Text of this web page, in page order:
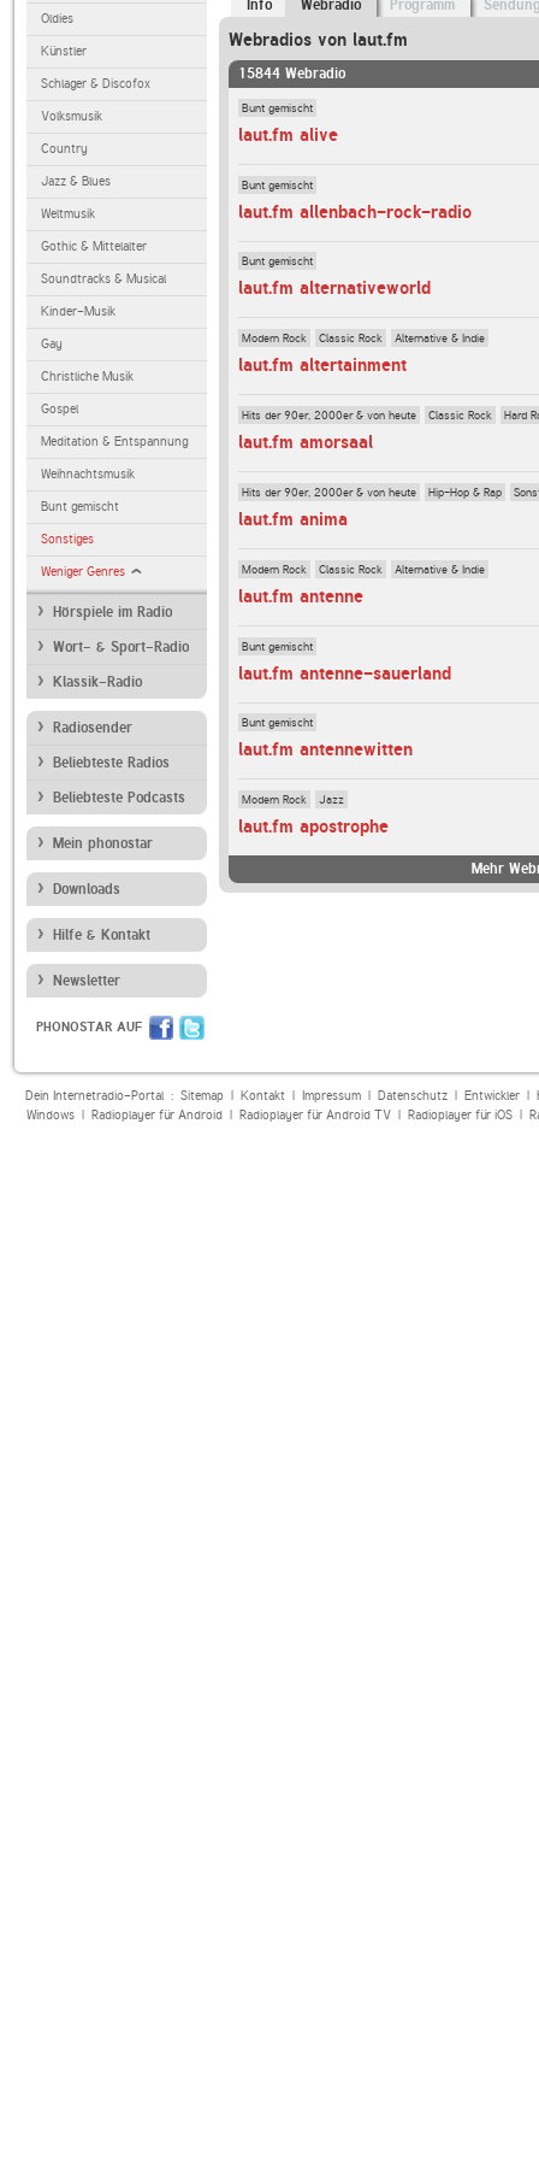
Oldies
Künstler
Schlager & Discofox
Volksmusik
Country
Jazz & Blues
Weltmusik
Gothic & Mittelalter
Soundtracks & Musical
Kinder-Musik
Gay
Christliche Musik
Gospel
Meditation & Entspannung
Weihnachtsmusik
Bunt gemischt
Sonstiges
Weniger Genres
Hörspiele im Radio
Wort- & Sport-Radio
Klassik-Radio
Radiosender
Beliebteste Radios
Beliebteste Podcasts
Mein phonostar
Downloads
Hilfe & Kontakt
Newsletter
PHONOSTAR AUF
Info Webradio Programm
Webradios von laut.fm
15844 Webradio
Bunt gemischt
laut.fm alive
Bunt gemischt
laut.fm allenbach-rock-radio
Bunt gemischt
laut.fm alternativeworld
Modern Rock Classic Rock Alternative & Indie
laut.fm altertainment
Hits der 90er, 2000er & von heute Classic Rock Hard
laut.fm amorsaal
Hits der 90er, 2000er & von heute Hip-Hop & Rap
laut.fm anima
Modern Rock Classic Rock Alternative & Indie
laut.fm antenne
Bunt gemischt
laut.fm antenne-sauerland
Bunt gemischt
laut.fm antennewitten
Modern Rock Jazz
laut.fm apostrophe
Mehr
Dein Internetradio-Portal : Sitemap| Kontakt| Impressum| Datenschutz| Entwickler|
Windows| Radioplayer für Android| Radioplayer für Android TV| Radioplayer für iOS|